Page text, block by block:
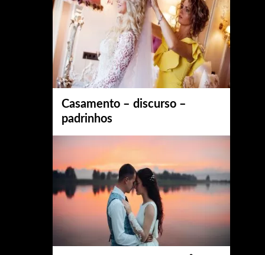
Casamento – discurso –
padrinhos